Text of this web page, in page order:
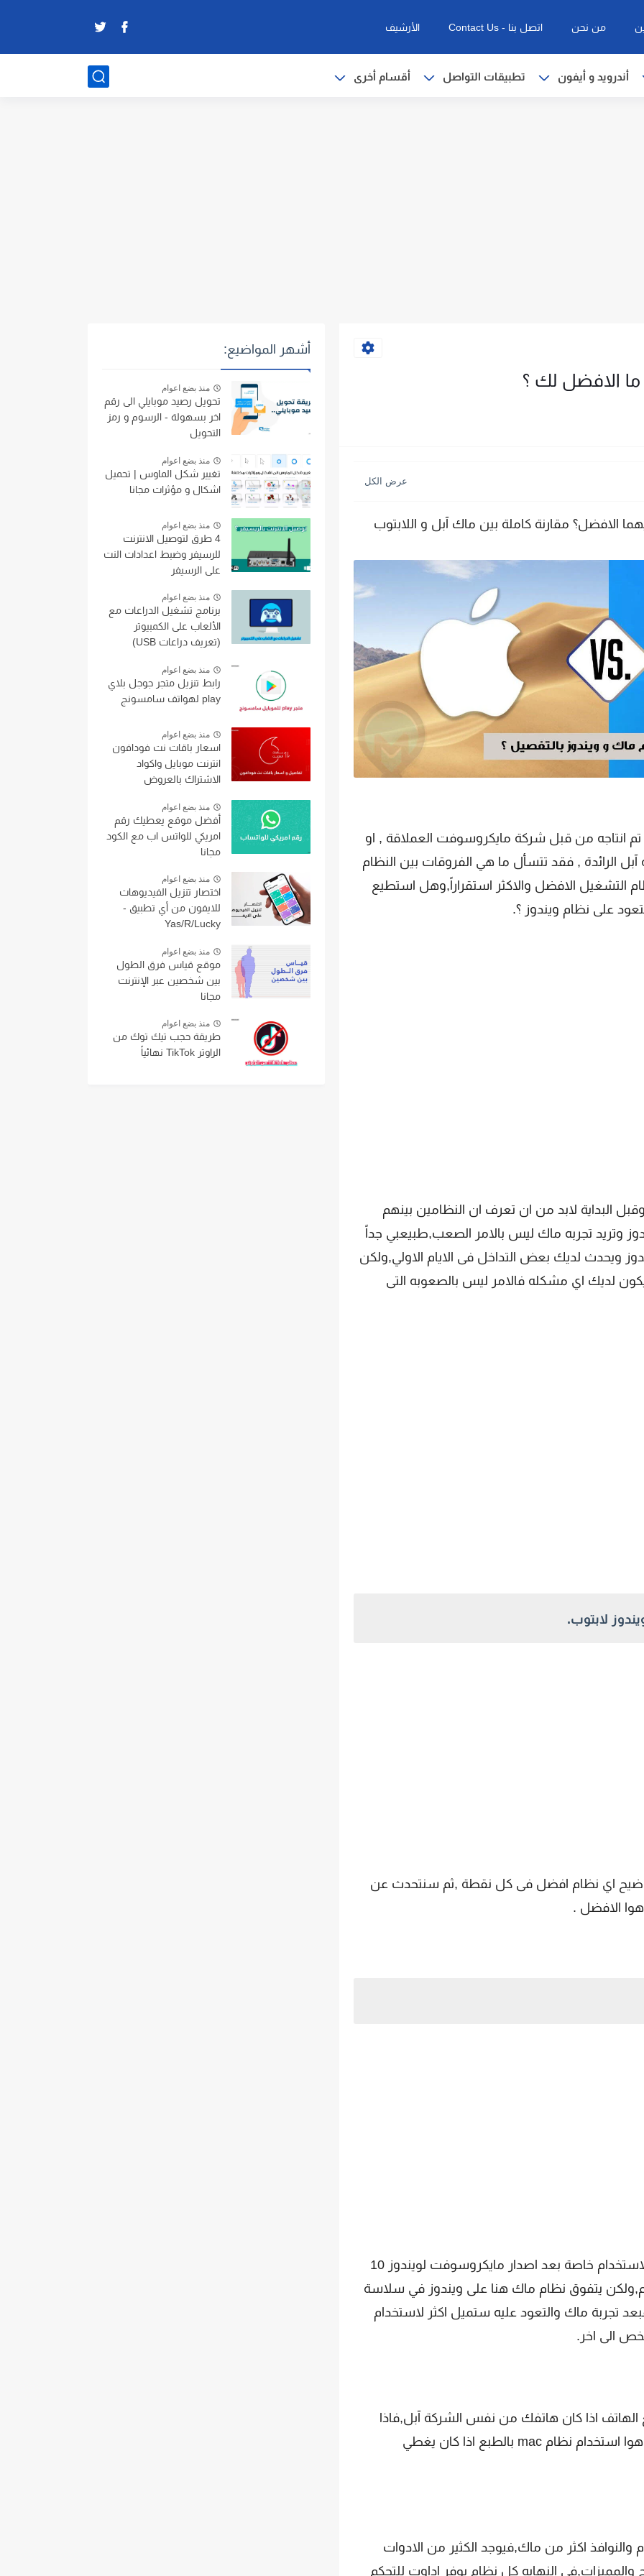
من نحن اتصل بنا - Contact Us الأرشيف
أندرويد و أيفون تطبيقات التواصل أقسام أخرى
ما الافضل لك ؟
الافضل؟ مقارنة كاملة بين ماك آبل و اللابتوب
تم انتاجه من قبل شركة مايكروسوفت العملاقة , او
الرائدة , فقد تتسأل ما هي الفروقات بين النظام
التشغيل الافضل والاكثر استقراراً,وهل استطيع
على نظام ويندوز ؟.
البداية لابد من ان تعرف ان النظامين بينهم
وتريد تجربه ماك ليس بالامر الصعب,طبيعبي جداً
ويحدث لديك بعض التداخل فى الايام الاولي,ولكن
لديك اي مشكله فالامر ليس بالصعوبه التى
لابتوب.
اي نظام افضل فى كل نقطة ,ثم سنتحدث عن
الافضل .
النظامين بيقدموا واجهة سهلة جداً فى الاستخدام خاصة بعد اصدار مايكروسوفت لويندوز 10
يتفوق نظام ماك هنا على ويندوز في سلاسة
تجربة ماك والتعود عليه ستميل اكثر لاستخدام
الى اخر.
اذا كان هاتفك من نفس الشركة آبل,فاذا
كنت تستخدم الايفون فالخيار الافضل لك هوا استخدام نظام mac بالطبع اذا كان يغطي
والنوافذ اكثر من ماك,فيوجد الكثير من الادوات
النهايه كل نظام يوفر اداوت للتحكم
أشهر المواضيع:
منذ بضع اعوام
تحويل رصيد موبايلي الى رقم
اخر بسهولة - الرسوم و رمز
التحويل
منذ بضع اعوام
تغيير شكل الماوس | تحميل
اشكال و مؤثرات مجانا
منذ بضع اعوام
4 طرق لتوصيل الانترنت
للرسيفر وضبط اعدادات النت
على الرسيفر
منذ بضع اعوام
برنامج تشغيل الدراعات مع
الألعاب على الكمبيوتر
(تعريف دراعات USB)
منذ بضع اعوام
رابط تنزيل متجر جوجل بلاي
play لهواتف سامسونج
منذ بضع اعوام
اسعار باقات نت فودافون
انترنت موبايل واكواد
الاشتراك بالعروض
منذ بضع اعوام
أفضل موقع يعطيك رقم
امريكي للواتس اب مع الكود
مجانا
منذ بضع اعوام
اختصار تنزيل الفيديوهات
للايفون من أي تطبيق -
Yas/R/Lucky
منذ بضع اعوام
موقع قياس فرق الطول
بين شخصين عبر الإنترنت
مجانا
منذ بضع اعوام
طريقة حجب تيك توك من
الراوتر TikTok نهائياً